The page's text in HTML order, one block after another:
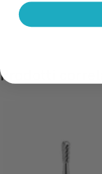
Prodotti